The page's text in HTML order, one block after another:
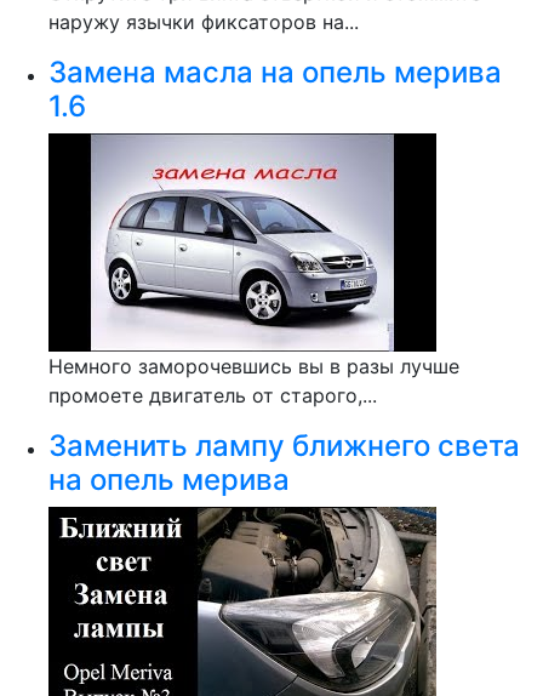
наружу язычки фиксаторов на...
Замена масла на опель мерива
1.6
Немного заморочевшись вы в разы лучше
промоете двигатель от старого,...
Заменить лампу ближнего света
на опель мерива